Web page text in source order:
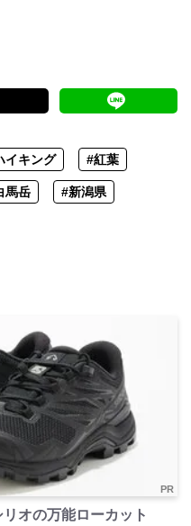
イキング #紅葉
馬岳 #新潟県
PR
オの万能ローカット